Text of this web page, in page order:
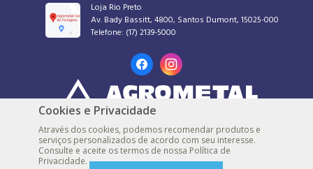
Loja Rio Preto
Av. Bady Bassitt, 4800, Santos Dumont, 15025-000
Telefone: (17) 2139-5000
os direitos reservados
Loja Marília
Cookies e Privacidade
Através dos cookies, podemos recomendar produtos e
serviços personalizados de acordo com seu interesse.
Consulte e aceite os termos de nossa Política de
Privacidade.